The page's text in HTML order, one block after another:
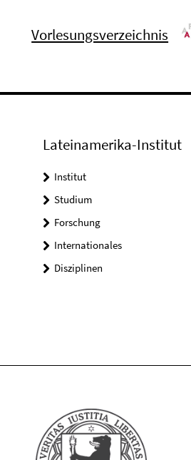
Vorlesungsverzeichnis
Lateinamerika-Institut
Institut
Studium
Forschung
Internationales
Disziplinen